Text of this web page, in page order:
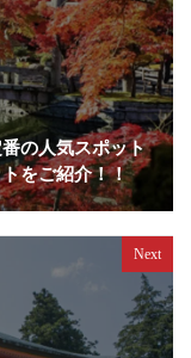
の人気スポット
をご紹介！！
Next